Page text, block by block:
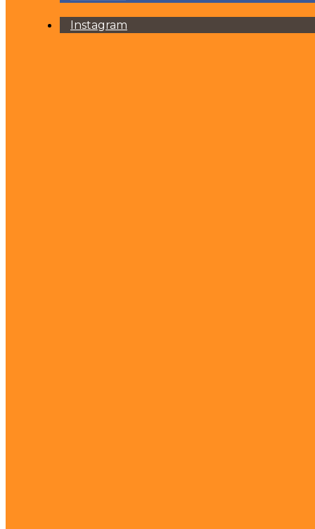
Instagram